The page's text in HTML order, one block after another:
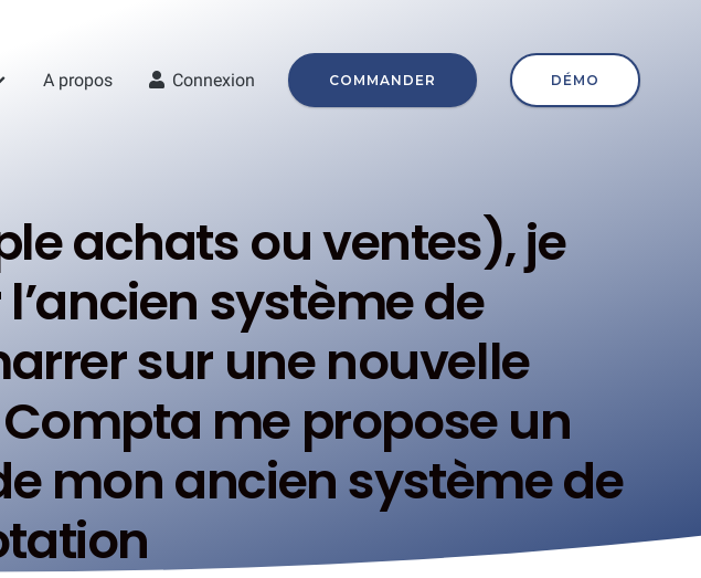
A propos Connexion COMMANDER DÉMO
achats ou ventes), je
système de
sur une nouvelle
me propose un
mon ancien système de